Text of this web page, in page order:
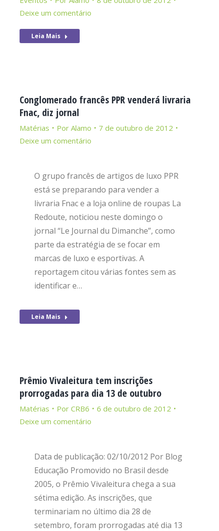
Deixe um comentário
Leia Mais
Conglomerado francês PPR venderá livraria
Fnac, diz jornal
Matérias Por Alamo
7 de outubro de 2012
Deixe um comentário
O grupo francês de artigos de luxo PPR
está se preparando para vender a
livraria Fnac e a loja online de roupas La
Redoute, noticiou neste domingo o
jornal “Le Journal du Dimanche”, como
parte da estratégia de se focar em
marcas de luxo e esportivas. A
reportagem citou várias fontes sem as
identificar e…
Leia Mais
Prêmio Vivaleitura tem inscrições
prorrogadas para dia 13 de outubro
Matérias Por CRB6
6 de outubro de 2012
Deixe um comentário
Data de publicação: 02/10/2012 Por Blog
Educação Promovido no Brasil desde
2005, o Prêmio Vivaleitura chega a sua
sétima edição. As inscrições, que
terminariam no último dia 28 de
setembro, foram prorrogadas até dia 13